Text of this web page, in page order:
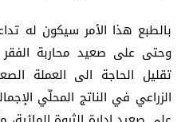
بالطبع هذا الأمر سيكون له
وحتى على صعيد محاربة
تقليل الحاجة الى العملة
الزراعي في الناتج المحلّي